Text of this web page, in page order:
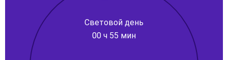
Световой день
00 ч 55 мин